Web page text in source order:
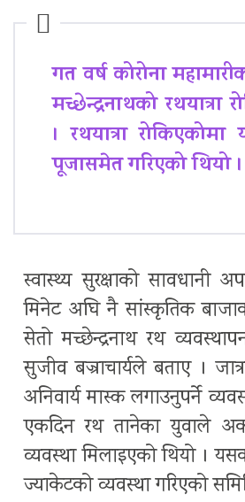
गत वर्ष कोरोना
मच्छेन्द्रनाथको रथयात्रा
। रथयात्रा
पूजासमेत गरिएको थियो ।
स्वास्थ्य सुरक्षाको सावधानी
मिनेट अघि नै सांस्कृतिक
सेतो मच्छेन्द्रनाथ रथ
सुजीव बज्राचार्यले बताए ।
अनिवार्य मास्क लगाउनुपर्ने
एकदिन रथ तानेका युवाले
व्यवस्था मिलाइएको थियो ।
ज्याकेटको व्यवस्था गरिएको